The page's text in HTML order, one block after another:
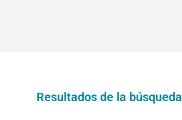
Resultados de la búsqueda